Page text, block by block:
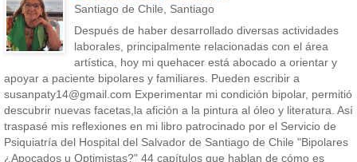
Santiago de Chile, Santiago
Después de haber desarrollado diversas actividades
laborales, principalmente relacionadas con el área
artística, hoy mi quehacer está abocado a orientar y
apoyar a paciente bipolares y familiares. Pueden escribir a
susanpaty14@gmail.com Experimentar mi condición bipolar, permitió
descubrir nuevas facetas,la afición a la pintura al óleo y literatura. Así
traspasé mis reflexiones en mi libro patrocinado por el Servicio de
Psiquiatría del Hospital del Salvador de Santiago de Chile "Bipolares
¿Apocados u Optimistas?" 44 capítulos que hablan de cómo es